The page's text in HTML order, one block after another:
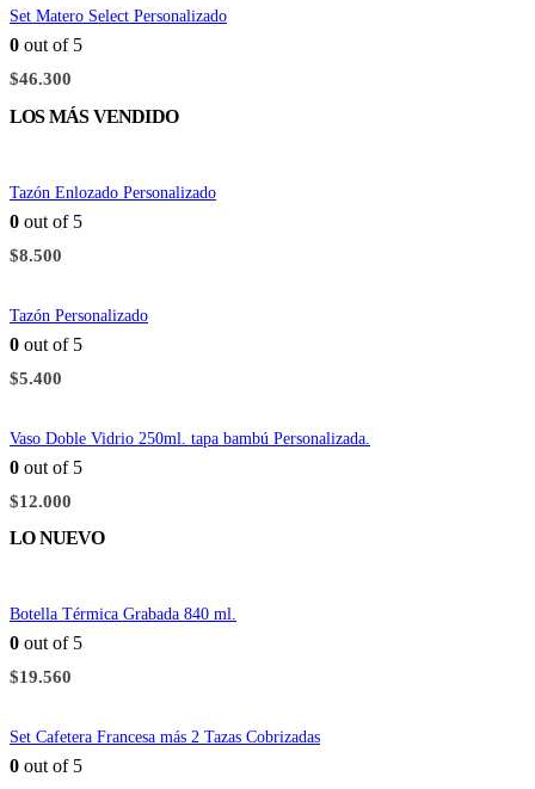
Set Matero Select Personalizado
0 out of 5
$46.300
LOS MÁS VENDIDO
Tazón Enlozado Personalizado
0 out of 5
$8.500
Tazón Personalizado
0 out of 5
$5.400
Vaso Doble Vidrio 250ml. tapa bambú Personalizada.
0 out of 5
$12.000
LO NUEVO
Botella Térmica Grabada 840 ml.
0 out of 5
$19.560
Set Cafetera Francesa más 2 Tazas Cobrizadas
0 out of 5